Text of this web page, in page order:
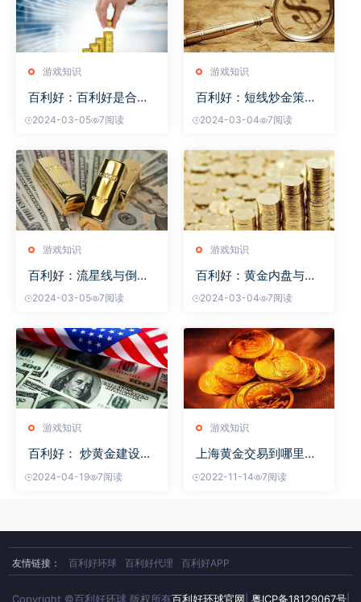
游戏知识
百利好：百利好是合法
正
2024-03-05 7阅读
游戏知识
百利好：短线炒金策
略：
2024-03-04 7阅读
游戏知识
百利好：流星线与倒锤
线
2024-03-05 7阅读
游戏知识
百利好：黄金内盘与外
盘
2024-03-04 7阅读
游戏知识
百利好： 炒黄金建设仓
2024-04-19 7阅读
游戏知识
上海黄金交易到哪里开
2022-11-14 7阅读
友情链接： 百利好环球 百利好代理 百利好APP
Copyright ©百利好环球 版权所有百利好环球官网 粤ICP备18129067号|